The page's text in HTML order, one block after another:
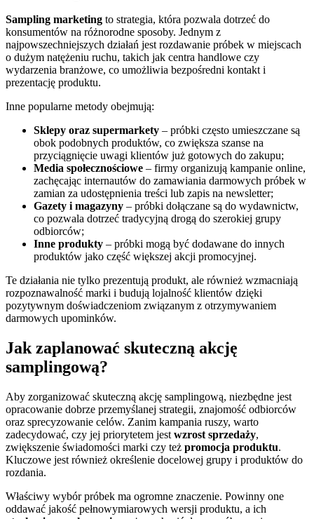
Sampling marketing to strategia, która pozwala dotrzeć do
konsumentów na różnorodne sposoby. Jednym z
najpowszechniejszych działań jest rozdawanie próbek w miejscach
o dużym natężeniu ruchu, takich jak centra handlowe czy
wydarzenia branżowe, co umożliwia bezpośredni kontakt i
prezentację produktu.
Inne popularne metody obejmują:
Sklepy oraz supermarkety – próbki często umieszczane są
obok podobnych produktów, co zwiększa szanse na
przyciągnięcie uwagi klientów już gotowych do zakupu;
Media społecznościowe – firmy organizują kampanie online,
zachęcając internautów do zamawiania darmowych próbek w
zamian za udostępnienia treści lub zapis na newsletter;
Gazety i magazyny – próbki dołączane są do wydawnictw,
co pozwala dotrzeć tradycyjną drogą do szerokiej grupy
odbiorców;
Inne produkty – próbki mogą być dodawane do innych
produktów jako część większej akcji promocyjnej.
Te działania nie tylko prezentują produkt, ale również wzmacniają
rozpoznawalność marki i budują lojalność klientów dzięki
pozytywnym doświadczeniom związanym z otrzymywaniem
darmowych upominków.
Jak zaplanować skuteczną akcję
samplingową?
Aby zorganizować skuteczną akcję samplingową, niezbędne jest
opracowanie dobrze przemyślanej strategii, znajomość odbiorców
oraz sprecyzowanie celów. Zanim kampania ruszy, warto
zadecydować, czy jej priorytetem jest wzrost sprzedaży,
zwiększenie świadomości marki czy też promocja produktu.
Kluczowe jest również określenie docelowej grupy i produktów do
rozdania.
Właściwy wybór próbek ma ogromne znaczenie. Powinny one
oddawać jakość pełnowymiarowych wersji produktu, a ich